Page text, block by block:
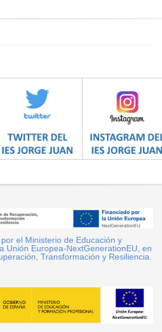
el Ministerio de Educación y
Unión Europea-NextGenerationEU, en
Transformación y Resiliencia.